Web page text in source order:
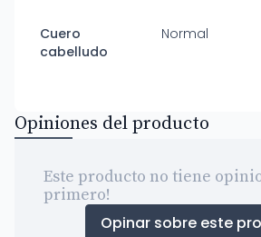
Cuero
cabelludo
Normal
Opiniones del producto
Este producto no tiene
primero!
Opinar sobre este